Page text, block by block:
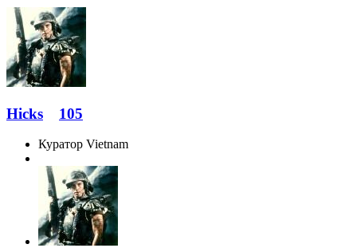
Hicks 105
Куратор Vietnam